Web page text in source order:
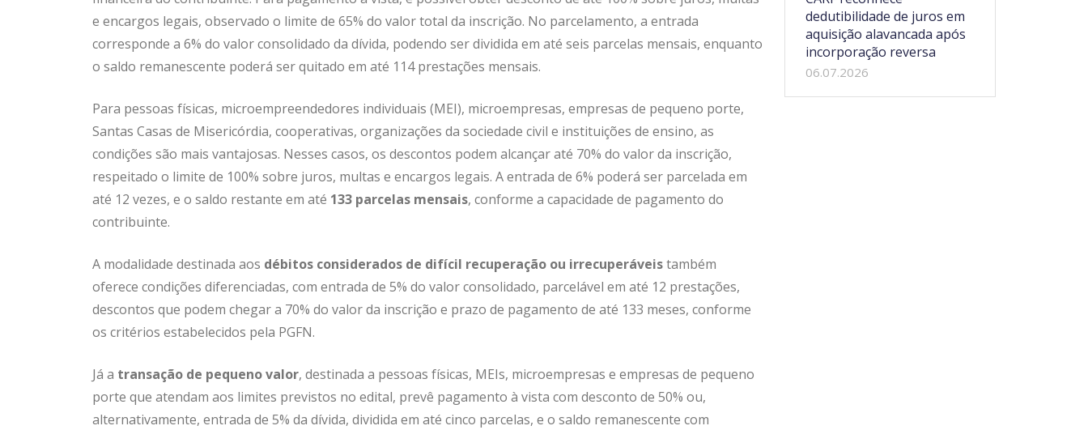
e encargos legais, observado o limite de 65% do valor total da inscrição. No parcelamento, a entrada
corresponde a 6% do valor consolidado da dívida, podendo ser dividida em até seis parcelas mensais, enquanto
o saldo remanescente poderá ser quitado em até 114 prestações mensais.
Para pessoas físicas, microempreendedores individuais (MEI), microempresas, empresas de pequeno porte,
Santas Casas de Misericórdia, cooperativas, organizações da sociedade civil e instituições de ensino, as
condições são mais vantajosas. Nesses casos, os descontos podem alcançar até 70% do valor da inscrição,
respeitado o limite de 100% sobre juros, multas e encargos legais. A entrada de 6% poderá ser parcelada em
até 12 vezes, e o saldo restante em até 133 parcelas mensais, conforme a capacidade de pagamento do
contribuinte.
A modalidade destinada aos débitos considerados de difícil recuperação ou irrecuperáveistambém
oferece condições diferenciadas, com entrada de 5% do valor consolidado, parcelável em até 12 prestações,
descontos que podem chegar a 70% do valor da inscrição e prazo de pagamento de até 133 meses, conforme
os critérios estabelecidos pela PGFN.
Já a transação de pequeno valor, destinada a pessoas físicas, MEIs, microempresas e empresas de pequeno
porte que atendam aos limites previstos no edital, prevê pagamento à vista com desconto de 50% ou,
alternativamente, entrada de 5% da dívida, dividida em até cinco parcelas, e o saldo remanescente com
dedutibilidade de juros em
aquisição alavancada após
incorporação reversa
06.07.2026